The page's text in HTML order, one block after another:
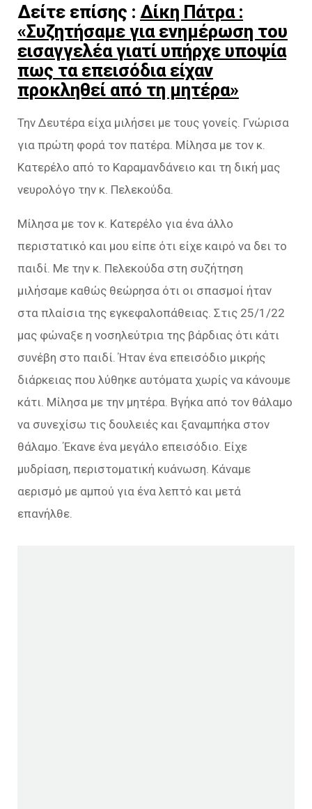
Δείτε επίσης : Δίκη Πάτρα :
«Συζητήσαμε για ενημέρωση του
εισαγγελέα γιατί υπήρχε υποψία
πως τα επεισόδια είχαν
προκληθεί από τη μητέρα»
Την Δευτέρα είχα μιλήσει με τους γονείς. Γνώρισα
για πρώτη φορά τον πατέρα. Μίλησα με τον κ.
Κατερέλο από το Καραμανδάνειο και τη δική μας
νευρολόγο την κ. Πελεκούδα.
Μίλησα με τον κ. Κατερέλο για ένα άλλο
περιστατικό και μου είπε ότι είχε καιρό να δει το
παιδί. Με την κ. Πελεκούδα στη συζήτηση
μιλήσαμε καθώς θεώρησα ότι οι σπασμοί ήταν
στα πλαίσια της εγκεφαλοπάθειας. Στις 25/1/22
μας φώναξε η νοσηλεύτρια της βάρδιας ότι κάτι
συνέβη στο παιδί. Ήταν ένα επεισόδιο μικρής
διάρκειας που λύθηκε αυτόματα χωρίς να κάνουμε
κάτι. Μίλησα με την μητέρα. Βγήκα από τον θάλαμο
να συνεχίσω τις δουλειές και ξαναμπήκα στον
θάλαμο. Έκανε ένα μεγάλο επεισόδιο. Είχε
μυδρίαση, περιστοματική κυάνωση. Κάναμε
αερισμό με αμπού για ένα λεπτό και μετά
επανήλθε.